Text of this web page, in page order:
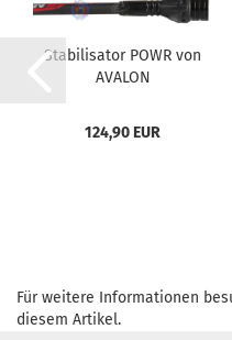
Sta­bi­li­sa­tor POWR von
AVA­LON
124,90 EUR
Für weitere Informationen
diesem Artikel.